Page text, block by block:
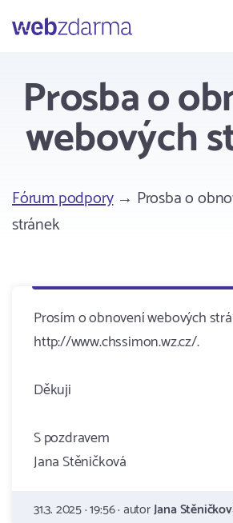
Webzdarma
Prosba o
webových
Fórum podpory→ Prosba o
stránek
Prosím o obnovení webových
http://www.chssimon.wz.cz/.
Děkuji
S pozdravem
Jana Stěničková
31.3. 2025 · 19:56 · autorJana